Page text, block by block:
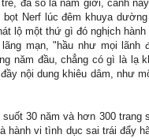
đa số là nam giới, cánh
Nerf lúc đêm khuya
lộ một thứ gì đó nghịch
mạn, "hầu như mọi lãnh
năm đầu, chẳng có gì là lạ
nội dung khiêu dâm, như
30 năm và hơn 300 trang
hành vi tình dục sai trái đẩy